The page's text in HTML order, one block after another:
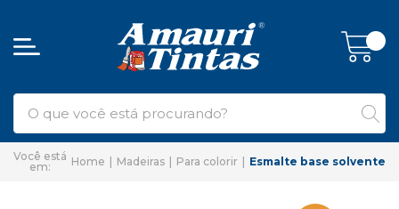
Home Madeiras Para colorir Esmalte base solvente